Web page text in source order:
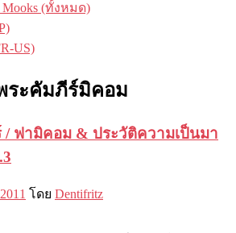
(ทั้งหมด)
US)
ระคัมภีร์มิคอม
/ ฟามิคอม & ประวัติความเป็นมา
โดย Dentifritz